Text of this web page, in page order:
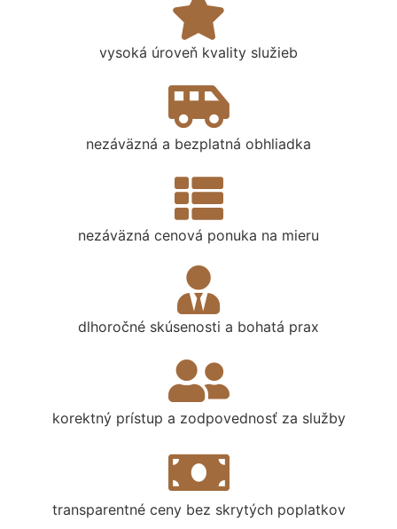
vysoká úroveň kvality služieb
nezáväzná a bezplatná obhliadka
nezáväzná cenová ponuka na mieru
dlhoročné skúsenosti a bohatá prax
korektný prístup a zodpovednosť za služby
transparentné ceny bez skrytých poplatkov